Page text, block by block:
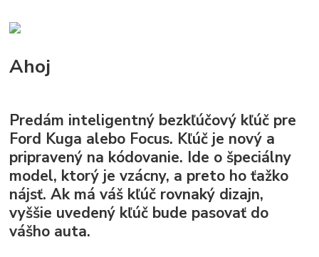
Ahoj
Predám inteligentný bezkľúčový kľúč pre
Ford Kuga alebo Focus. Kľúč je nový a
pripravený na kódovanie. Ide o špeciálny
model, ktorý je vzácny, a preto ho ťažko
nájsť. Ak má váš kľúč rovnaký dizajn,
vyššie uvedený kľúč bude pasovať do
vášho auta.